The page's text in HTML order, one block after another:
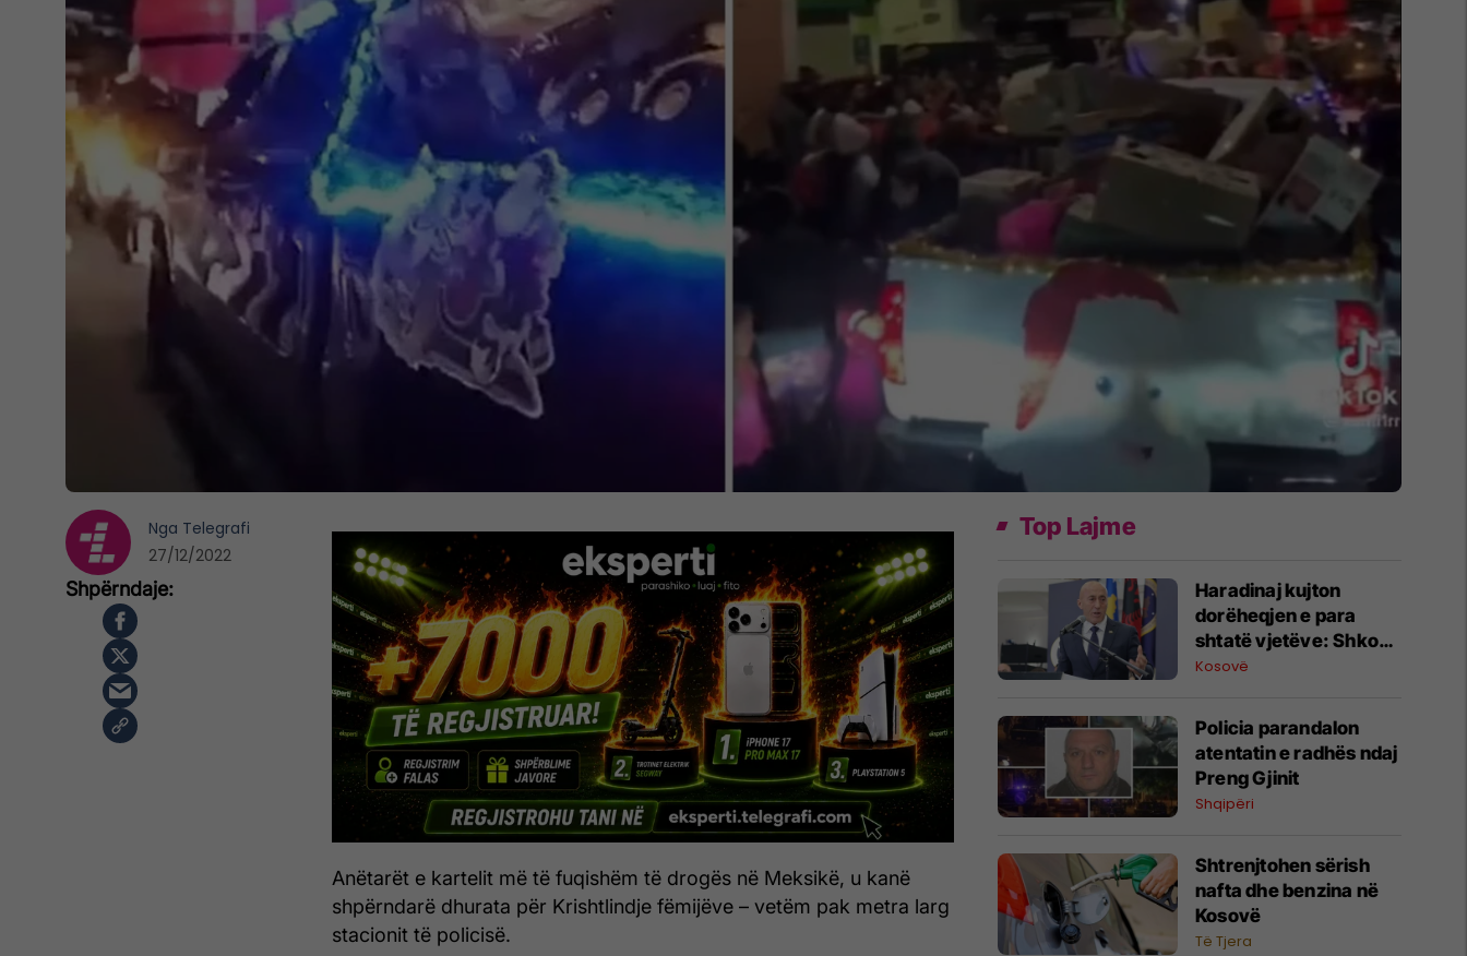
Anëtarët e kartelit më të fuqishëm të drogës në Meksikë, u kanë
shpërndarë dhurata për Krishtlindje fëmijëve – vetëm pak metra larg
stacionit të policisë.
Nga Telegrafi
27/12/2022
Top Lajme
Haradinaj kujton
dorëheqjen e para
shtatë vjetëve: Shkova
në Hagë si qytetar, jo si
Kosovë
Policia parandalon
atentatin e radhës ndaj
Preng Gjinit
Shqipëri
Shtrenjtohen sërish
nafta dhe benzina në
Kosovë
Të Tjera